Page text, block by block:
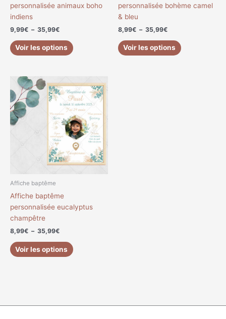
personnalisée animaux boho
indiens
9,99€ – 35,99€
Voir les options
personnalisée bohème camel
& bleu
8,99€ – 35,99€
Voir les options
Affiche baptême
Affiche baptême
personnalisée eucalyptus
champêtre
8,99€ – 35,99€
de
prix :
8,99€
à
35,99€
Voir les options
Ce
produit
a
plusieurs
variations.
Les
options
peuvent
la